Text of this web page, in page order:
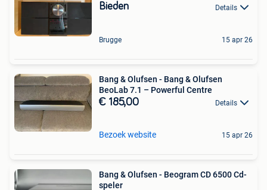
Bieden Details
Brugge 15 apr 26
Bang & Olufsen - Bang & Olufsen
BeoLab 7.1 – Powerful Centre
€ 185,00 Details
Bezoek website 15 apr 26
Bang & Olufsen - Beogram CD 6500 Cd-
speler